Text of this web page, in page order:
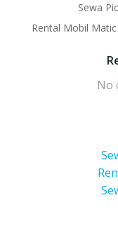
Sewa
Rental Mobil
No